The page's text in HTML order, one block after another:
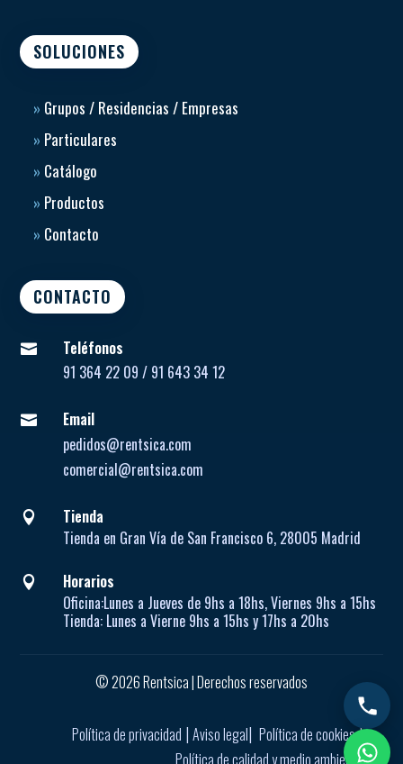
SOLUCIONES
» Grupos / Residencias / Empresas
» Particulares
» Catálogo
» Productos
» Contacto
CONTACTO

Teléfonos
91 364 22 09 / 91 643 34 12

Email
pedidos@rentsica.com
comercial@rentsica.com

Tienda
Tienda en Gran Vía de San Francisco 6, 28005 Madrid

Horarios
Oficina:Lunes a Jueves de9hs a 18hs, Viernes 9hs a 15hs
Tienda: Lunes a Vierne9hs a 15hs y 17hs a 20hs
© 2026 Rentsica | Derechos reservados
Política de privacidad |Aviso legal|Política de cookies|
Política de calidad y medio ambiente